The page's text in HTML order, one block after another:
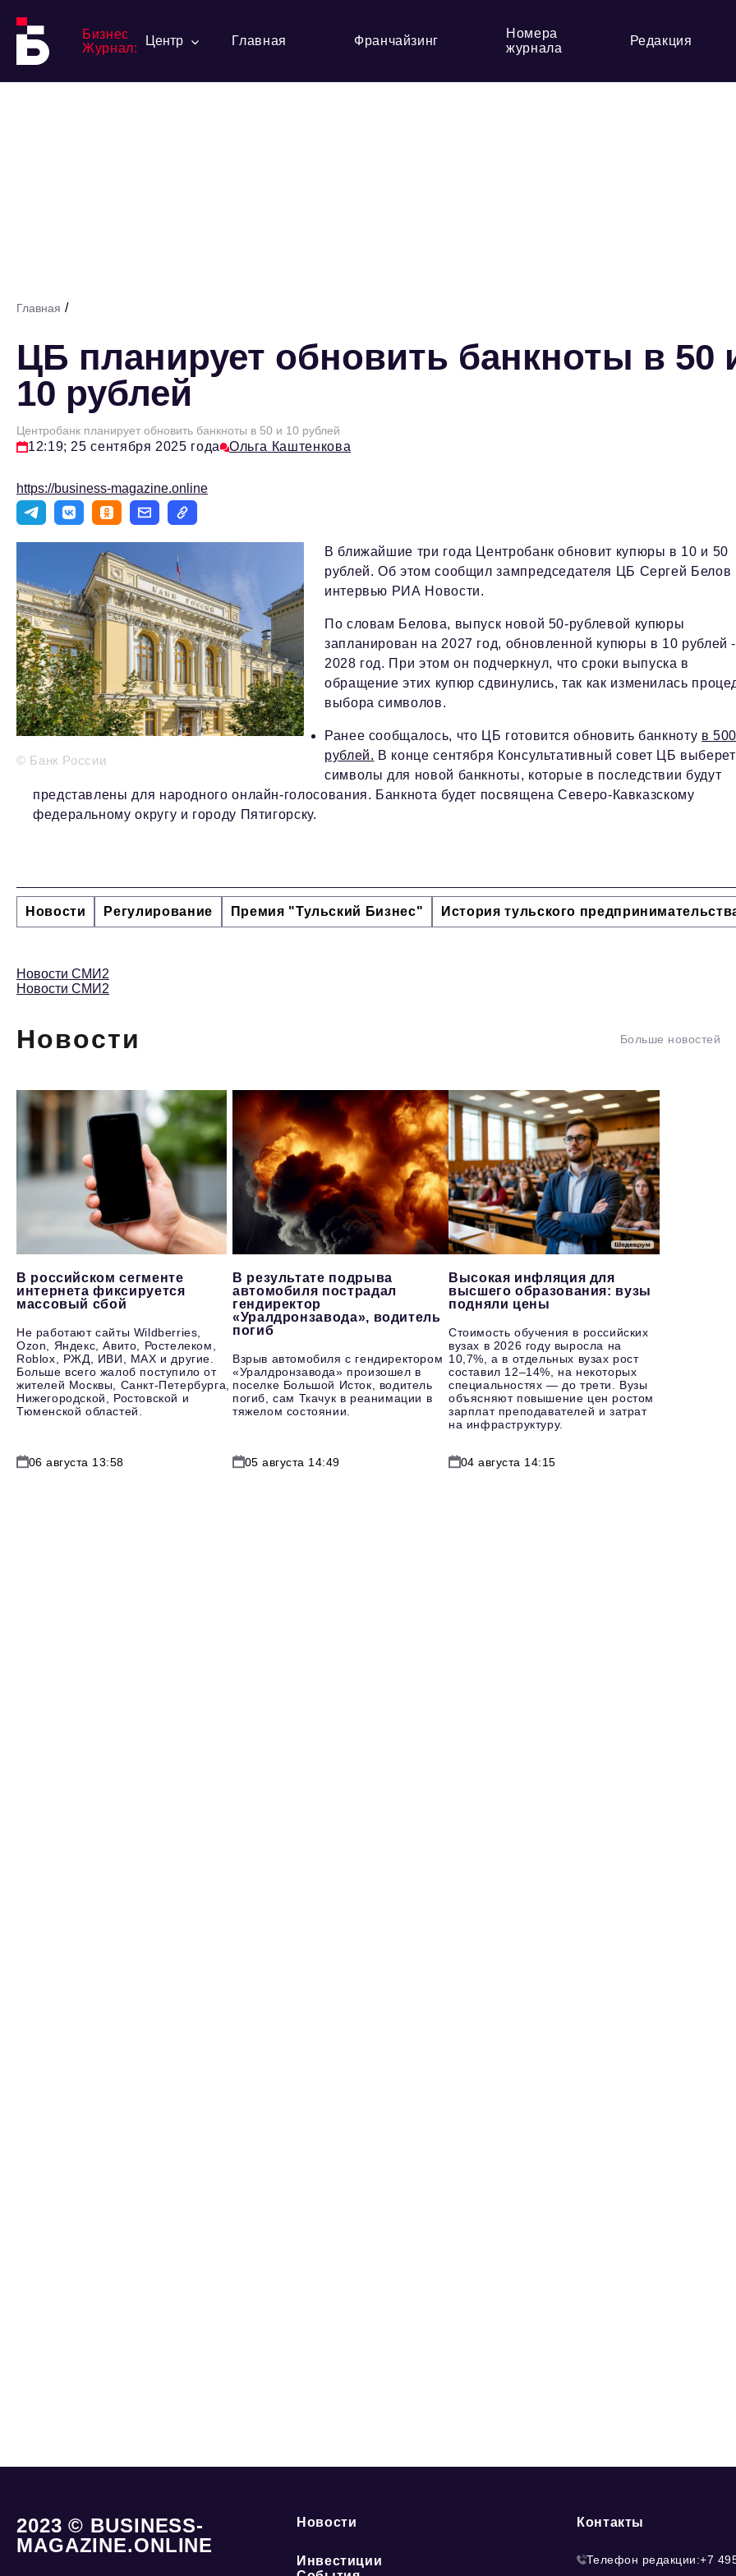
Бизнес
Журнал:
Центр Главная Франчайзинг
Номера
журнала
Редакция
Главная /
ЦБ планирует обновить банкноты в 50
10 рублей
Центробанк планирует обновить банкноты в 50 и 10 рублей
12:19; 25 сентября 2025 года Ольга Каштенкова
https://business-magazine.online
© Банк России
В ближайшие три года Центробанк обновит купюры в 10 и 50
рублей. Об этом сообщил зампредседателя ЦБ Сергей Белов
интервью РИА Новости.
По словам Белова, выпуск новой 50-рублевой купюры
запланирован на 2027 год, обновленной купюры в 10 рублей
2028 год. При этом он подчеркнул, что сроки выпуска в
обращение этих купюр сдвинулись, так как изменилась
выбора символов.
Ранее сообщалось, что ЦБ готовится обновить банкноту в 500
рублей. В конце сентября Консультативный совет ЦБ выберет
символы для новой банкноты, которые в последствии будут
представлены для народного онлайн-голосования. Банкнота будет посвящена Северо-Кавказскому
федеральному округу и городу Пятигорску.
Новости Регулирование Премия "Тульский Бизнес" История тульского
Новости СМИ2
Новости СМИ2
Новости Больше новостей
В российском сегменте
интернета фиксируется
массовый сбой
Не работают сайты Wildberries,
Ozon, Яндекс, Авито, Ростелеком,
Roblox, РЖД, ИВИ, MAX и другие.
Больше всего жалоб поступило от
жителей Москвы, Санкт-Петербурга,
Нижегородской, Ростовской и
Тюменской областей.
06 августа 13:58
В результате подрыва
автомобиля пострадал
гендиректор
«Уралдронзавода», водитель
погиб
Взрыв автомобиля с гендиректором
«Уралдронзавода» произошел в
поселке Большой Исток, водитель
погиб, сам Ткачук в реанимации в
тяжелом состоянии.
05 августа 14:49
Высокая инфляция для
высшего образования: вузы
подняли цены
Стоимость обучения в российских
вузах в 2026 году выросла на
10,7%, а в отдельных вузах рост
составил 12–14%, на некоторых
специальностях — до трети. Вузы
объясняют повышение цен ростом
зарплат преподавателей и затрат
на инфраструктуру.
04 августа 14:15
2023 © BUSINESS-
MAGAZINE.ONLINE
Новости
Инвестиции
Контакты
Телефон редакции:+7